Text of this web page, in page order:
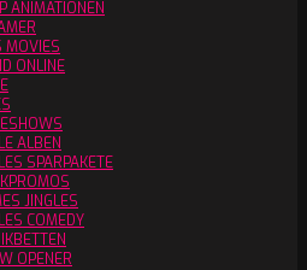
ANIMATIONEN
MOVIES
ONLINE
ALBEN
SPARPAKETE
JINGLES
COMEDY
OPENER